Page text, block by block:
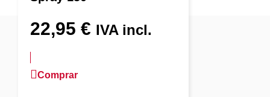
22,95 € IVA incl.
Comprar